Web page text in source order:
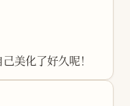
我们也都能。 真
真正讨厌的人，也
品出来，我总是第
个最适合自己的，
品，也会真金白银
美化了好久呢！